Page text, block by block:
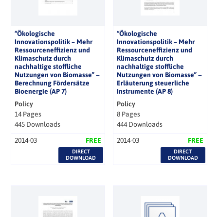
“Ökologische
Innovationspolitik – Mehr
Ressourceneffizienz und
Klimaschutz durch
nachhaltige stoffliche
Nutzungen von Biomasse” −
Berechnung Fördersätze
Bioenergie (AP 7)
Policy
14 Pages
445 Downloads
2014-03 FREE
DIRECT
DOWNLOAD
“Ökologische
Innovationspolitik – Mehr
Ressourceneffizienz und
Klimaschutz durch
nachhaltige stoffliche
Nutzungen von Biomasse” −
Erläuterung steuerliche
Instrumente (AP 8)
Policy
8 Pages
444 Downloads
2014-03 FREE
DIRECT
DOWNLOAD